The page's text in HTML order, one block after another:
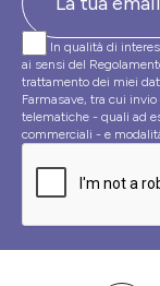
In qualità di
ai sensi del
trattamento dei miei
Farmasave, tra cui
telematiche - quali ad
commerciali - e